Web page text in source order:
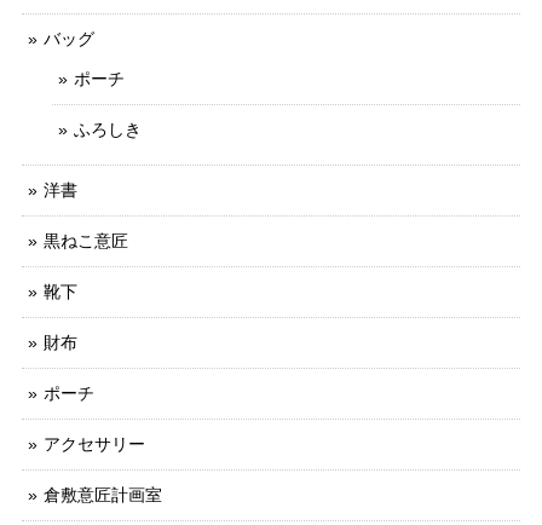
バッグ
ポーチ
ふろしき
洋書
黒ねこ意匠
靴下
財布
ポーチ
アクセサリー
倉敷意匠計画室